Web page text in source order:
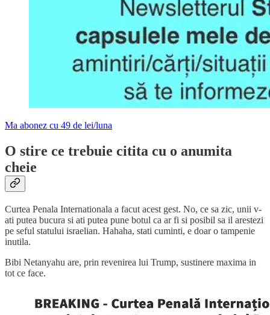
Ma abonez cu 49 de lei/luna
O stire ce trebuie citita cu o anumita
cheie
Curtea Penala Internationala a facut acest gest. No, ce sa zic, unii v-
ati putea bucura si ati putea pune botul ca ar fi si posibil sa il arestezi
pe seful statului israelian. Hahaha, stati cuminti, e doar o tampenie
inutila.
Bibi Netanyahu are, prin revenirea lui Trump, sustinere maxima in
tot ce face.